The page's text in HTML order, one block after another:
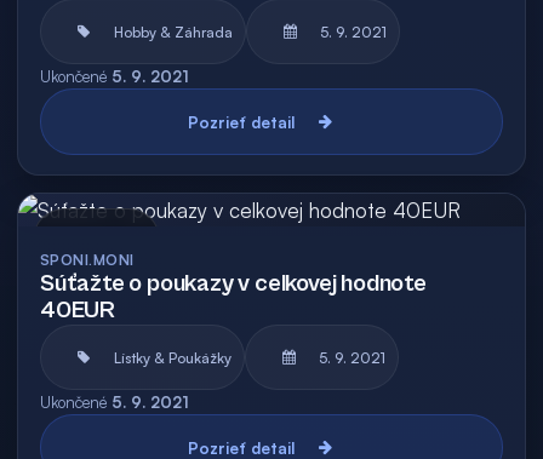
Hobby & Záhrada 5. 9. 2021
Ukončené 5. 9. 2021
Pozrieť detail
SPONI.MONI
Súťažte o poukazy v celkovej hodnote
40EUR
Lístky & Poukážky 5. 9. 2021
Ukončené 5. 9. 2021
Pozrieť detail